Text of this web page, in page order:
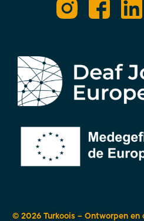
© 2026 Turkoois – Ontworpen en